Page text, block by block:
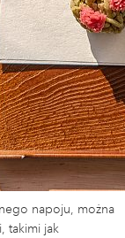
napoju, można
takimi jak